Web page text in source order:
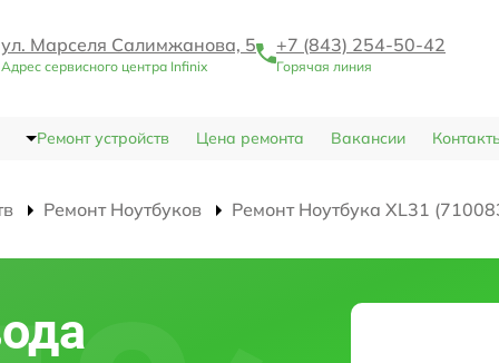
ул. Марселя Салимжанова, 5
Адрес сервисного центра Infinix
+7 (843) 254-50-42
Горячая линия
Ремонт устройств Цена ремонта Вакансии
Ремонт Ноутбуков Ремонт Ноутбука XL31